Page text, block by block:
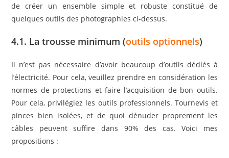
de créer un ensemble simple et robuste constitué de
quelques outils des photographies ci-dessus.
4.1. La trousse minimum (outils optionnels)
Il n’est pas nécessaire d’avoir beaucoup d’outils dédiés à
l’électricité. Pour cela, veuillez prendre en considération les
normes de protections et faire l’acquisition de bon outils.
Pour cela, privilégiez les outils professionnels. Tournevis et
pinces bien isolées, et de quoi dénuder proprement les
câbles peuvent suffire dans 90% des cas. Voici mes
propositions :